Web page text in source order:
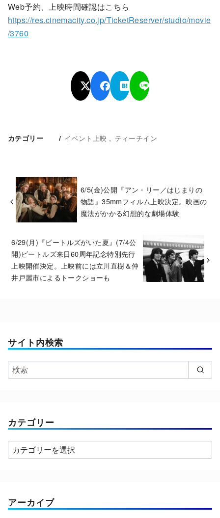
Web予約、上映時間確認はこちら
https://res.cinemacity.co.jp/TicketReserver/studio/movie
/3760
カテゴリー イベント上映 ティーチイン
6/5(金)公開『アン・リー／はじまりの
物語』35mmフィルム上映決定。映画の
魔法がかかる幻想的な劇場体験
6/29(月)『ビートルズがいた夏』(7/4公
開)ビートルズ来日60周年記念特別先行
上映開催決定。上映前には立川直樹＆仲
井戸麗市によるトークショーも
サイト内検索
カテゴリー
カ
テ
ー
アーカイブ